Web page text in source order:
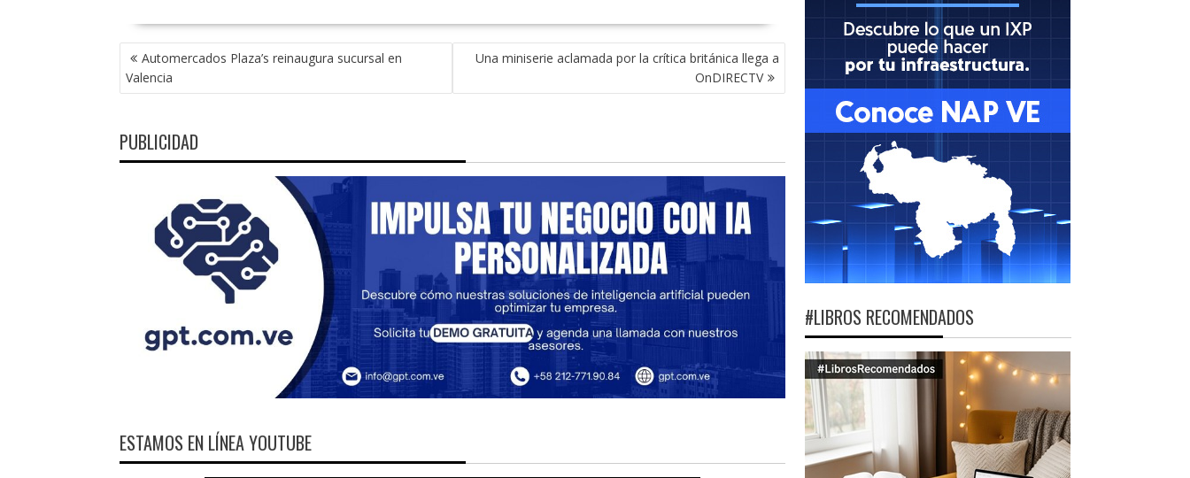
NAVEGACIÓN
DE
ENTRADAS
Automercados Plaza’s reinaugura sucursal en
Valencia
Una miniserie aclamada por la crítica británica llega a
OnDIRECTV
PUBLICIDAD
ESTAMOS EN LÍNEA YOUTUBE
#LIBROS RECOMENDADOS